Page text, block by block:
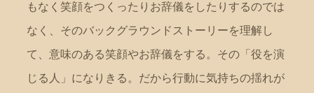
もなく笑顔をつくったりお辞儀をしたりするのでは
なく、そのバックグラウンドストーリーを理解し
て、意味のある笑顔やお辞儀をする。その「役を演
じる人」になりきる。だから行動に気持ちの揺れが